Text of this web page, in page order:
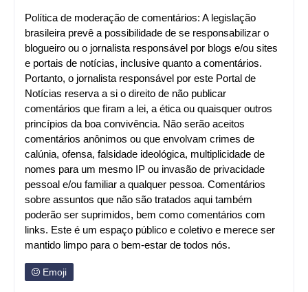
Política de moderação de comentários: A legislação
brasileira prevê a possibilidade de se responsabilizar o
blogueiro ou o jornalista responsável por blogs e/ou sites
e portais de notícias, inclusive quanto a comentários.
Portanto, o jornalista responsável por este Portal de
Notícias reserva a si o direito de não publicar
comentários que firam a lei, a ética ou quaisquer outros
princípios da boa convivência. Não serão aceitos
comentários anônimos ou que envolvam crimes de
calúnia, ofensa, falsidade ideológica, multiplicidade de
nomes para um mesmo IP ou invasão de privacidade
pessoal e/ou familiar a qualquer pessoa. Comentários
sobre assuntos que não são tratados aqui também
poderão ser suprimidos, bem como comentários com
links. Este é um espaço público e coletivo e merece ser
mantido limpo para o bem-estar de todos nós.
Emoji